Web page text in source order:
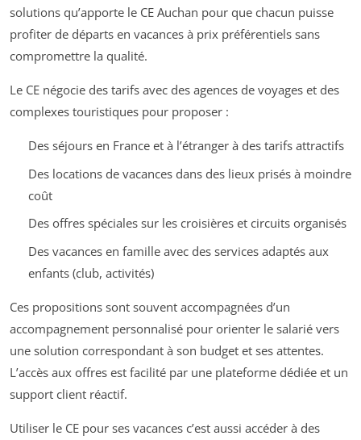
solutions qu’apporte le CE Auchan pour que chacun puisse
profiter de départs en vacances à prix préférentiels sans
compromettre la qualité.
Le CE négocie des tarifs avec des agences de voyages et des
complexes touristiques pour proposer :
Des séjours en France et à l’étranger à des tarifs attractifs
Des locations de vacances dans des lieux prisés à moindre
coût
Des offres spéciales sur les croisières et circuits organisés
Des vacances en famille avec des services adaptés aux
enfants (club, activités)
Ces propositions sont souvent accompagnées d’un
accompagnement personnalisé pour orienter le salarié vers
une solution correspondant à son budget et ses attentes.
L’accès aux offres est facilité par une plateforme dédiée et un
support client réactif.
Utiliser le CE pour ses vacances c’est aussi accéder à des